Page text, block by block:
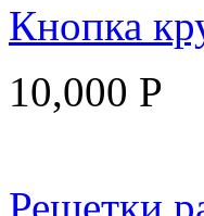
Кнопка
10,000 Р
Решетки